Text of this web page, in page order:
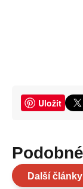
Uložit
Další články